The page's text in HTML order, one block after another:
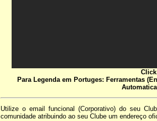
Para Legenda em Portuges: Ferramentas
Utilize o email funcional (Corporativo) do seu
comunidade atribuindo ao seu Clube um endereço